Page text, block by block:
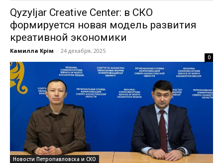
Qyzyljar Creative Center: в СКО
формируется новая модель развития
креативной экономики
Камилла Кәрім - 24 декабря, 2025
0
Новости Петропавловска и СКО